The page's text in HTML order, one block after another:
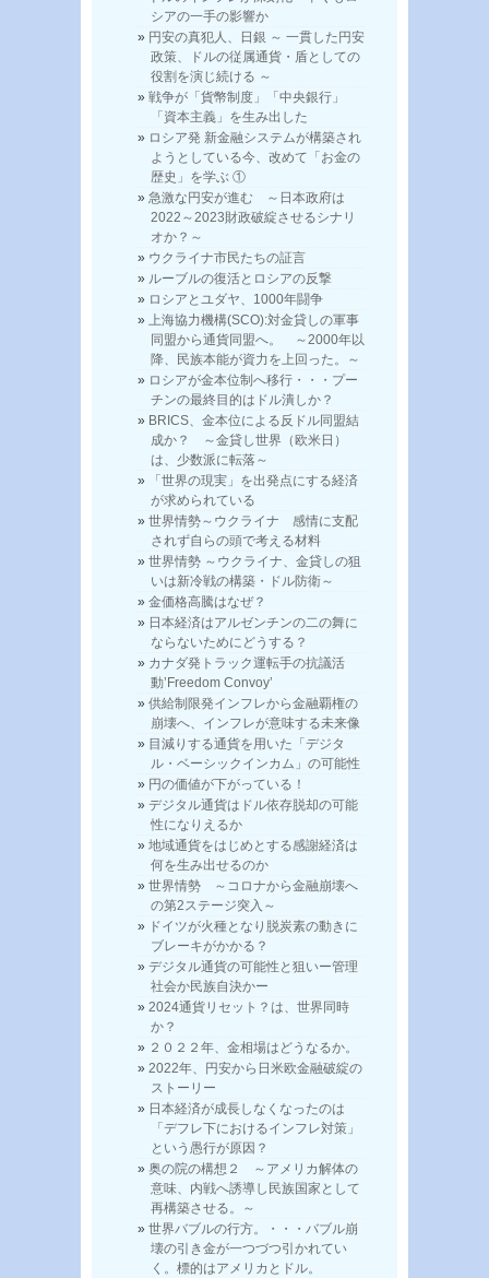
シアの一手の影響か
円安の真犯人、日銀 ～ 一貫した円安
政策、ドルの従属通貨・盾としての
役割を演じ続ける ～
戦争が「貨幣制度」「中央銀行」
「資本主義」を生み出した
ロシア発 新金融システムが構築され
ようとしている今、改めて「お金の
歴史」を学ぶ ①
急激な円安が進む ～日本政府は
2022～2023財政破綻させるシナリ
オか？～
ウクライナ市民たちの証言
ルーブルの復活とロシアの反撃
ロシアとユダヤ、1000年闘争
上海協力機構(SCO):対金貸しの軍事
同盟から通貨同盟へ。 ～2000年以
降、民族本能が資力を上回った。～
ロシアが金本位制へ移行・・・プー
チンの最終目的はドル潰しか？
BRICS、金本位による反ドル同盟結
成か？ ～金貸し世界（欧米日）
は、少数派に転落～
「世界の現実」を出発点にする経済
が求められている
世界情勢～ウクライナ 感情に支配
されず自らの頭で考える材料
世界情勢 ～ウクライナ、金貸しの狙
いは新冷戦の構築・ドル防衛～
金価格高騰はなぜ？
日本経済はアルゼンチンの二の舞に
ならないためにどうする？
カナダ発トラック運転手の抗議活
動’Freedom Convoy’
供給制限発インフレから金融覇権の
崩壊へ、インフレが意味する未来像
目減りする通貨を用いた「デジタ
ル・ベーシックインカム」の可能性
円の価値が下がっている！
デジタル通貨はドル依存脱却の可能
性になりえるか
地域通貨をはじめとする感謝経済は
何を生み出せるのか
世界情勢 ～コロナから金融崩壊へ
の第2ステージ突入～
ドイツが火種となり脱炭素の動きに
ブレーキがかかる？
デジタル通貨の可能性と狙いー管理
社会か民族自決かー
2024通貨リセット？は、世界同時
か？
２０２２年、金相場はどうなるか。
2022年、円安から日米欧金融破綻の
ストーリー
日本経済が成長しなくなったのは
「デフレ下におけるインフレ対策」
という愚行が原因？
奥の院の構想２ ～アメリカ解体の
意味、内戦へ誘導し民族国家として
再構築させる。～
世界バブルの行方。・・・バブル崩
壊の引き金が一つづつ引かれてい
く。標的はアメリカとドル。